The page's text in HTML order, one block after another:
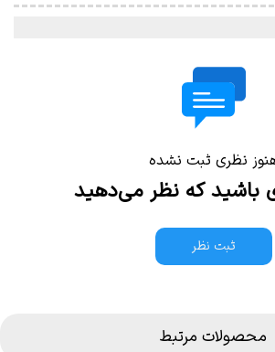
نظری ثبت نشده
باشید که نظر می‌دهید
ثبت نظر
محصولات مرتبط